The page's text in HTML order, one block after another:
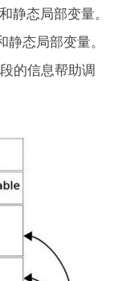
静态局部变量。
静态局部变量。
的信息帮助调